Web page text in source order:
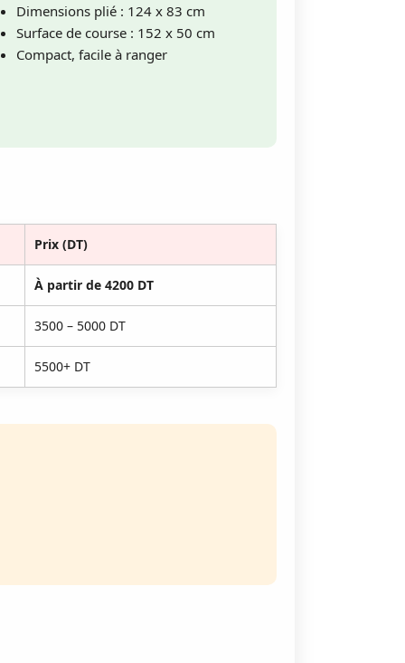
Dimensions plié : 124 x 83 cm
Surface de course : 152 x 50 cm
Compact, facile à ranger
Prix (DT)
À partir de 4200 DT
3500 – 5000 DT
5500+ DT